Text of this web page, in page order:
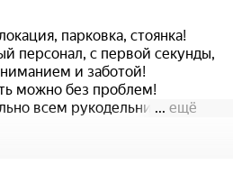
парковка, стоянка!
персонал, с первой секунды,
и заботой!
можно без проблем!
всем рукодельницам!
... ещё